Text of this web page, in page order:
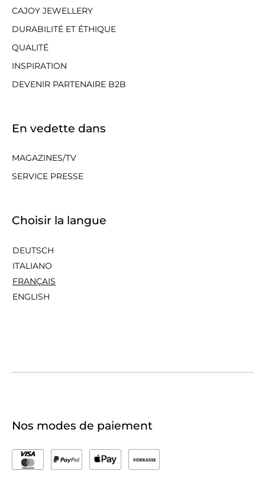
CAJOY JEWELLERY
DURABILITÉ ET ÉTHIQUE
QUALITÉ
INSPIRATION
DEVENIR PARTENAIRE B2B
En vedette dans
MAGAZINES/TV
SERVICE PRESSE
Choisir la langue
DEUTSCH
ITALIANO
FRANÇAIS
ENGLISH
Nos modes de paiement